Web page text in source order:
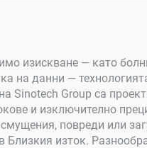
изискване — като
на данни —
Sinotech Group са
и изключително
повреди или
изток.